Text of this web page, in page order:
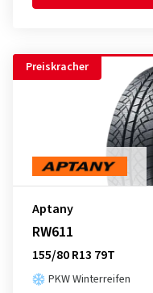
Preiskracher
Aptany
RW611
155/80 R13 79T
PKW Winterreifen